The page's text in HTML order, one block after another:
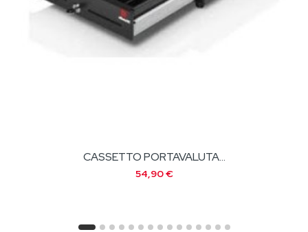
CARTA TERMICA 80 X 80